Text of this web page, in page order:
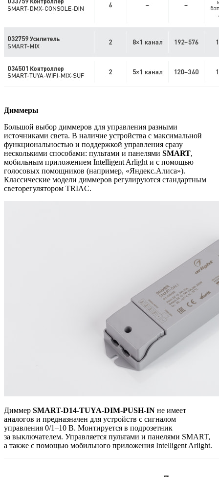
Диммеры
Большой выбор диммеров для управления разными
источниками света. В наличие устройства с максимальной
функциональностью и поддержкой управления сразу
несколькими способами: пультами и панелями SMART,
мобильным приложением Intelligent Arlight и с помощью
голосовых помощников (например, «Яндекс.Алиса»).
Классические модели диммеров регулируются стандартным
светорегулятором TRIAC.
Диммер SMART-D14-TUYA-DIM-PUSH-IN не имеет
аналогов и предназначен для устройств с сигналом
управления 0/1–10 В. Монтируется в подрозетник
за выключателем. Управляется пультами и панелями SMART,
а также с помощью мобильного приложения Intelligent Arlight.